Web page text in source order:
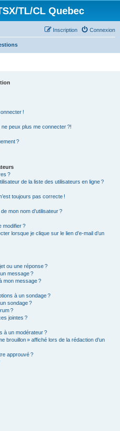
TL/CL Quebec
Connexion
Inscription
!
peux plus me connecter ?!
?
?
de la liste des utilisateurs en ligne ?
toujours pas correcte !
mon nom d’utilisateur ?
modifier ?
lorsque je clique sur le lien d’e-mail d’un
ou une réponse ?
message ?
mon message ?
à un sondage ?
sondage ?
?
jointes ?
à un modérateur ?
brouillon » affiché lors de la rédaction d’un
approuvé ?